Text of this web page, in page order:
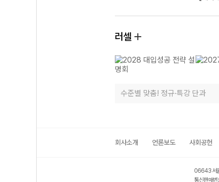
러셀
수준별 맞춤! 정규·특강 단과
회사소개 언론보도 사회공헌
06643 서
통신판매